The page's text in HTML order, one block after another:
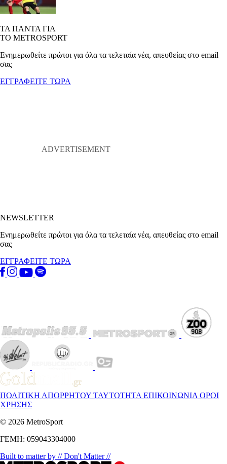
ΤΑ ΠΑΝΤΑ ΓΙΑ
ΤΟ METROSPORT
Ενημερωθείτε πρώτοι για όλα τα τελεταία νέα, απευθείας στο email
σας
ΕΓΓΡΑΦΕΙΤΕ ΤΩΡΑ
NEWSLETTER
Ενημερωθείτε πρώτοι για όλα τα τελεταία νέα, απευθείας στο email
σας
ΕΓΓΡΑΦΕΙΤΕ ΤΩΡΑ
ΠΟΛΙΤΙΚΗ ΑΠΟΡΡΗΤΟΥ ΤΑΥΤΟΤΗΤΑ ΕΠΙΚΟΙΝΩΝΙΑ ΟΡΟΙ
ΧΡΗΣΗΣ
© 2026 MetroSport
ΓΕΜΗ: 059043304000
Built to matter by // Don't Matter //